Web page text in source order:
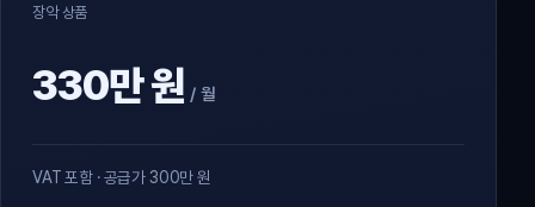
장악 상품
330만 원 / 월
VAT 포함 · 공급가 300만 원